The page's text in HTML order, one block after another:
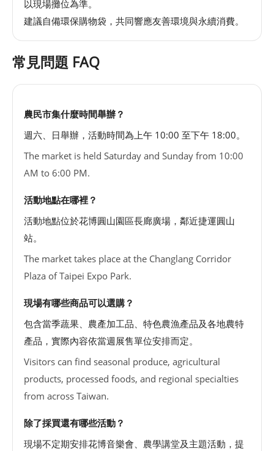
以現場攤位為準。
建議自備環保購物袋，共同響應友善環境與永續消費。
常見問題 FAQ
農民市集什麼時間舉辦？
週六、日舉辦，活動時間為上午 10:00 至下午 18:00。
The market is held Saturday and Sunday from 10:00
AM to 6:00 PM.
活動地點在哪裡？
活動地點位於花博圓山園區長廊廣場，鄰近捷運圓山
站。
The market takes place at the Changlang Corridor
Plaza of Taipei Expo Park.
現場有哪些商品可以選購？
包含當季蔬果、農產加工品、特色農漁產品及各地農特
產品，實際內容依當週展售單位安排而定。
Visitors can find seasonal produce, agricultural
products, processed foods, and regional specialties
from across Taiwan.
除了採買還有哪些活動？
現場不定期安排花博音樂會、農學講堂及主題活動，提